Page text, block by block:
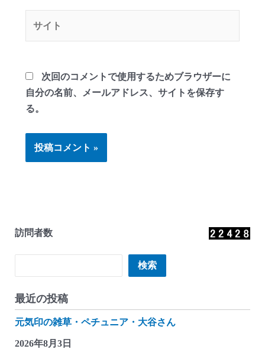
*
次回のコメントで使用するためブラウザーに
自分の名前、メールアドレス、サイトを保存す
る。
訪問者数
検索
最近の投稿
元気印の雑草・ペチュニア・大谷さん
2026年8月3日